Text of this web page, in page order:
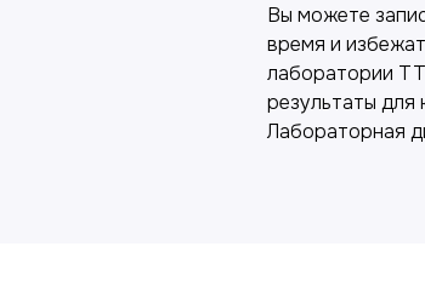
Вы можете
время и
лаборатории
результаты для
Лабораторная